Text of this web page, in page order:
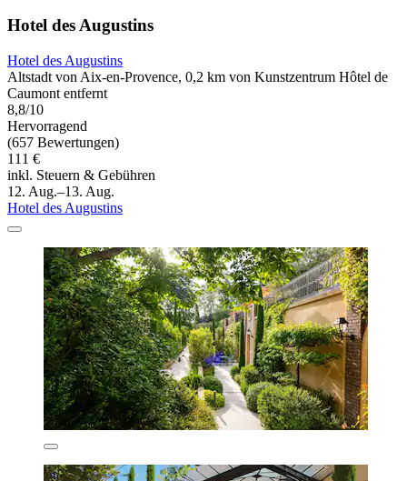
Hotel des Augustins
Hotel des Augustins
Altstadt von Aix-en-Provence, 0,2 km von Kunstzentrum Hôtel de
Caumont entfernt
8,8/10
Hervorragend
(657 Bewertungen)
111 €
inkl. Steuern & Gebühren
12. Aug.–13. Aug.
Hotel des Augustins